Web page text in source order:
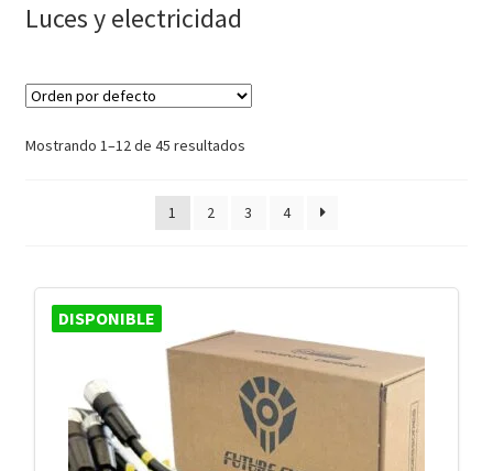
Luces y electricidad
Mostrando 1–12 de 45 resultados
1 2 3 4
DISPONIBLE